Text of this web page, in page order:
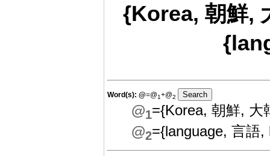
{Korea, 朝鮮,
Word(s): @=@1+@2
@1={Korea, 朝鮮, 大
@2={language, 言語,